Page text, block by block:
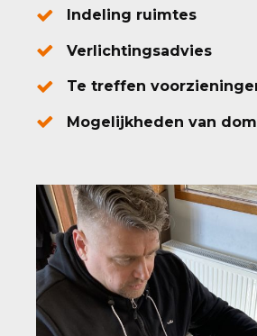
Indeling ruimtes
Verlichtingsadvies
Te treffen
Mogelijkheden van